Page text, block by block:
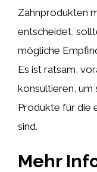
Zahnprodukten
entscheidet,
mögliche
Es ist ratsam,
konsultieren, um
Produkte für die
sind.
Mehr